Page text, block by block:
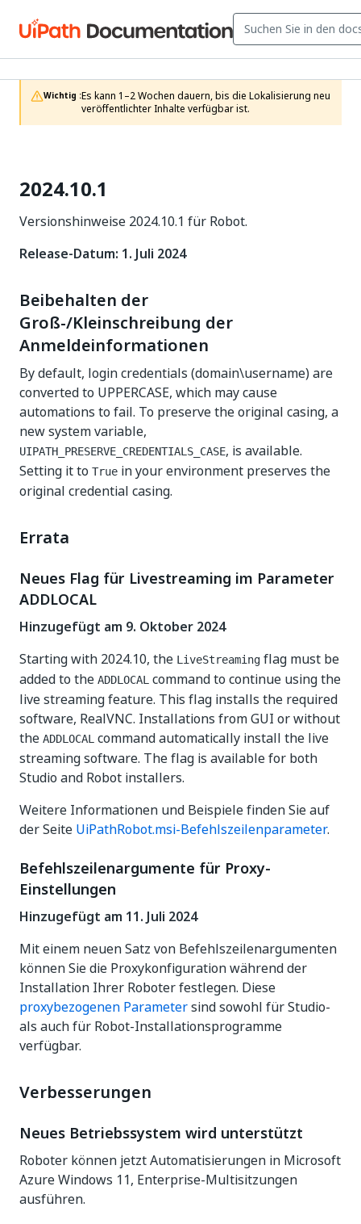
Wichtig :Es kann 1–2 Wochen dauern, bis die Lokalisierung neu
veröffentlichter Inhalte verfügbar ist.
2024.10.1
Versionshinweise 2024.10.1 für Robot.
Release-Datum: 1. Juli 2024
Beibehalten der
Groß-/Kleinschreibung der
Anmeldeinformationen
By default, login credentials (domain\username) are
converted to UPPERCASE, which may cause
automations to fail. To preserve the original casing, a
new system variable,
UIPATH_PRESERVE_CREDENTIALS_CASE, is available.
Setting it to True in your environment preserves the
original credential casing.
Errata
Neues Flag für Livestreaming im Parameter
ADDLOCAL
Hinzugefügt am 9. Oktober 2024
Starting with 2024.10, the LiveStreaming flag must be
added to the ADDLOCAL command to continue using the
live streaming feature. This flag installs the required
software, RealVNC. Installations from GUI or without
the ADDLOCAL command automatically install the live
streaming software. The flag is available for both
Studio and Robot installers.
Weitere Informationen und Beispiele finden Sie auf
der Seite UiPathRobot.msi-Befehlszeilenparameter.
Befehlszeilenargumente für Proxy-
Einstellungen
Hinzugefügt am 11. Juli 2024
Mit einem neuen Satz von Befehlszeilenargumenten
können Sie die Proxykonfiguration während der
Installation Ihrer Roboter festlegen. Diese
proxybezogenen Parametersind sowohl für Studio-
als auch für Robot-Installationsprogramme
verfügbar.
Verbesserungen
Neues Betriebssystem wird unterstützt
Roboter können jetzt Automatisierungen in Microsoft
Azure Windows 11, Enterprise-Multisitzungen
ausführen.